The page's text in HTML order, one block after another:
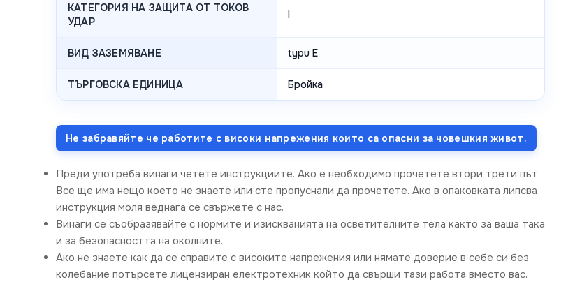
КАТЕГОРИЯ НА ЗАЩИТА ОТ ТОКОВ
УДАР
I
ВИД ЗАЗЕМЯВАНЕ typu E
ТЪРГОВСКА ЕДИНИЦА Бройка
Не забравяйте че работите с високи напрежения които са опасни за човешкия живот.
Преди употреба винаги четете инструкциите. Ако е необходимо прочетете втори трети път.
Все ще има нещо което не знаете или сте пропуснали да прочетете. Ако в опаковката липсва
инструкция моля веднага се свържете с нас.
Винаги се съобразявайте с нормите и изискванията на осветителните тела както за ваша така
и за безопасността на околните.
Ако не знаете как да се справите с високите напрежения или нямате доверие в себе си без
колебание потърсете лицензиран електротехник който да свърши тази работа вместо вас.